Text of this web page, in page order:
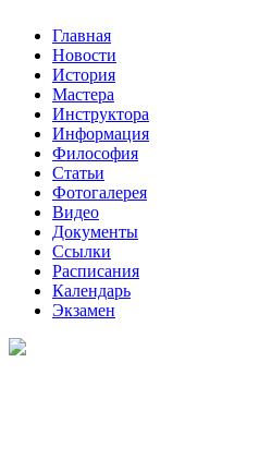
Главная
Новости
История
Мастера
Инструктора
Информация
Философия
Статьи
Фотогалерея
Видео
Документы
Ссылки
Расписания
Календарь
Экзамен